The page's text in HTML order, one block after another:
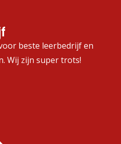
beste leerbedrijf en
Wij zijn super trots!